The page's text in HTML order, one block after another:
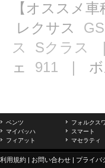
【オススメ車
レクサス GS
ス
Sクラス
ェ 911 ｜
ベンツ フォルクス
マイバッハ
スマート
フィアット
マセラティ
利用規約 | お問い合わせ | プライバ